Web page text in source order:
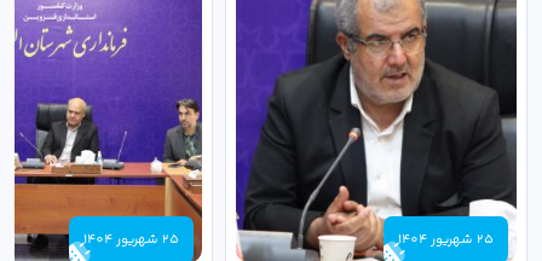
25 شهریور 1404 25 شهریور 1404